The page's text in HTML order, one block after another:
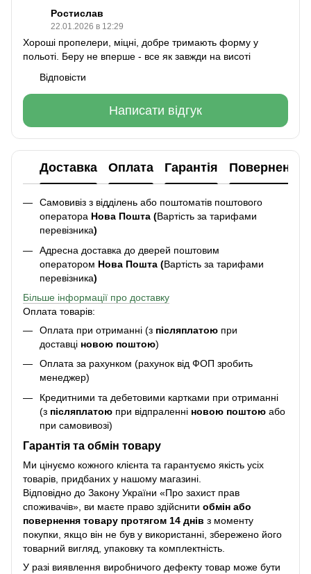
Ростислав
22.01.2026 в 12:29
Хороші пропелери, міцні, добре тримають форму у
польоті. Беру не вперше - все як завжди на висоті
Відповісти
Написати відгук
Доставка Оплата Гарантія Повернення
Самовивіз з відділень або поштоматів поштового
оператора Нова Пошта (Вартість за тарифами
перевізника)
Адресна доставка до дверей поштовим
оператором Нова Пошта (Вартість за тарифами
перевізника)
Більше інформації про доставку
Оплата товарів:
Оплата при отриманні (з післяплатою при
доставці новою поштою)
Оплата за рахунком (рахунок від ФОП зробить
менеджер)
Кредитними та дебетовими картками при отриманні
(з післяплатою при відпраленні новою поштою або
при самовивозі)
Гарантія та обмін товару
Ми цінуємо кожного клієнта та гарантуємо якість усіх
товарів, придбаних у нашому магазині.
Відповідно до Закону України «Про захист прав
споживачів», ви маєте право здійснити обмін або
повернення товару протягом 14 днів з моменту
покупки, якщо він не був у використанні, збережено його
товарний вигляд, упаковку та комплектність.
У разі виявлення виробничого дефекту товар може бути